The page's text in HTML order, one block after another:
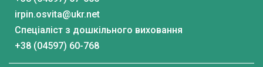
irpin.osvita@ukr.net
Спеціаліст з дошкільного виховання
+38 (04597) 60-768